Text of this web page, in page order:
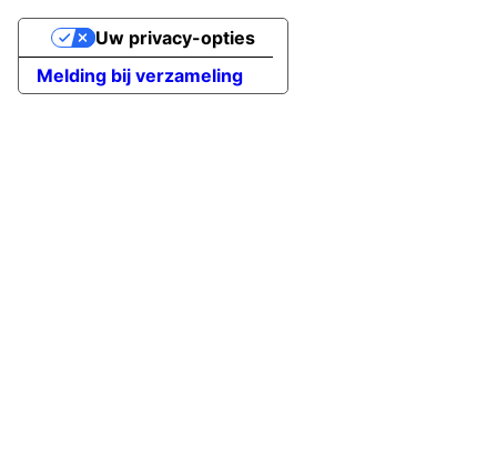
Melding bij verzameling
Uw privacy-opties